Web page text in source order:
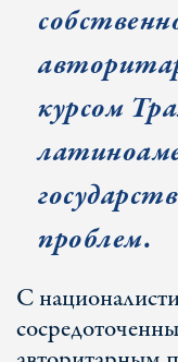
курсом
проблем.
С